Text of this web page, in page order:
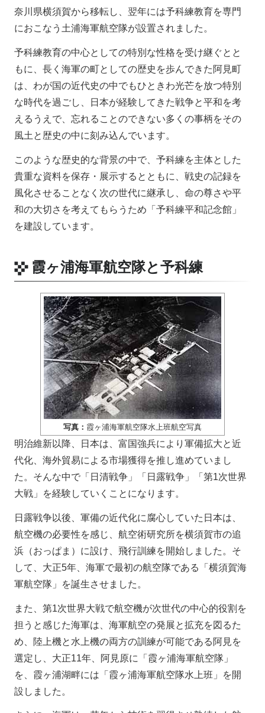
奈川県横須賀から移転し、翌年には予科練教育を専門
におこなう土浦海軍航空隊が設置されました。
予科練教育の中心としての特別な性格を受け継ぐとと
もに、長く海軍の町としての歴史を歩んできた阿見町
は、わが国の近代史の中でもひときわ光芒を放つ特別
な時代を過ごし、日本が経験してきた戦争と平和を考
えるうえで、忘れることのできない多くの事柄をその
風土と歴史の中に刻み込んでいます。
このような歴史的な背景の中で、予科練を主体とした
貴重な資料を保存・展示するとともに、戦史の記録を
風化させることなく次の世代に継承し、命の尊さや平
和の大切さを考えてもらうため「予科練平和記念館」
を建設しています。
霞ヶ浦海軍航空隊と予科練
明治維新以降、日本は、富国強兵により軍備拡大と近
代化、海外貿易による市場獲得を推し進めていまし
た。そんな中で「日清戦争」「日露戦争」「第1次世界
大戦」を経験していくことになります。
日露戦争以後、軍備の近代化に腐心していた日本は、
航空機の必要性を感じ、航空術研究所を横須賀市の追
浜（おっぱま）に設け、飛行訓練を開始しました。そ
して、大正5年、海軍で最初の航空隊である「横須賀海
軍航空隊」を誕生させました。
写真： 霞ヶ浦海軍航空隊水上班航空写真
また、第1次世界大戦で航空機が次世代の中心的役割を
担うと感じた海軍は、海軍航空の発展と拡充を図るた
め、陸上機と水上機の両方の訓練が可能である阿見を
選定し、大正11年、阿見原に「霞ヶ浦海軍航空隊」
を、霞ヶ浦湖畔には「霞ヶ浦海軍航空隊水上班」を開
設しました。